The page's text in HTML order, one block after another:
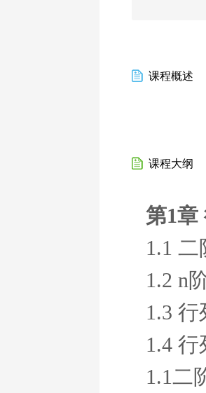
课程概述
课程大纲
第1章
1.1
1.2 n
1.3
1.4
1.1二